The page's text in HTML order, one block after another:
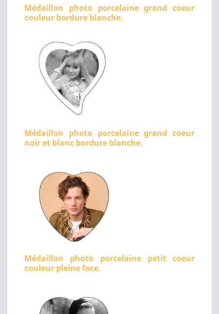
Médaillon photo porcelaine grand coeur
couleur bordure blanche.
Médaillon photo porcelaine grand coeur
noir et blanc bordure blanche.
Médaillon photo porcelaine petit coeur
couleur pleine face.